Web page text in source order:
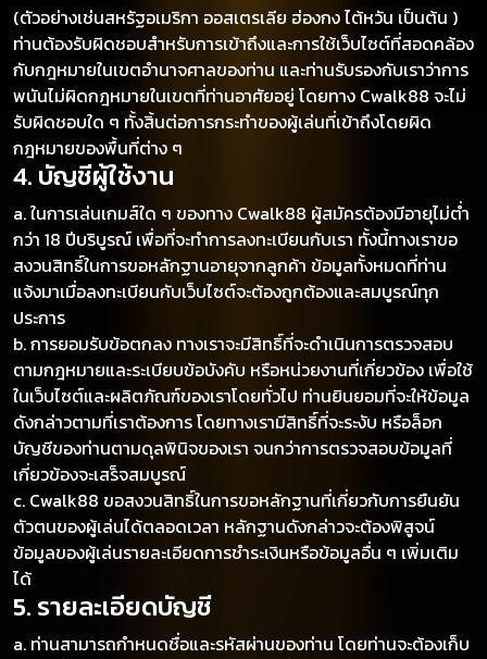
(ตัวอย่างเช่นสหรัฐอเมริกา ออสเตรเลีย ฮ่องกง ไต้หวัน เป็นต้น )
ท่านต้องรับผิดชอบสำหรับการเข้าถึงและการใช้เว็บไซต์ที่สอดคล้อง
กับกฎหมายในเขตอำนาจศาลของท่าน และท่านรับรองกับเราว่าการ
พนันไม่ผิดกฎหมายในเขตที่ท่านอาศัยอยู่ โดยทาง Cwalk88 จะไม่
รับผิดชอบใด ๆ ทั้งสิ้นต่อการกระทำของผู้เล่นที่เข้าถึงโดยผิด
กฎหมายของพื้นที่ต่าง ๆ
4. บัญชีผู้ใช้งาน
a. ในการเล่นเกมส์ใด ๆ ของทาง Cwalk88 ผู้สมัครต้องมีอายุไม่ต่ำ
กว่า 18 ปีบริบูรณ์ เพื่อที่จะทำการลงทะเบียนกับเรา ทั้งนี้ทางเราขอ
สงวนสิทธิ์ในการขอหลักฐานอายุจากลูกค้า ข้อมูลทั้งหมดที่ท่าน
แจ้งมาเมื่อลงทะเบียนกับเว็บไซต์จะต้องถูกต้องและสมบูรณ์ทุก
ประการ
b. การยอมรับข้อตกลง ทางเราจะมีสิทธิ์ที่จะดำเนินการตรวจสอบ
ตามกฎหมายและระเบียบข้อบังคับ หรือหน่วยงานที่เกี่ยวข้อง เพื่อใช้
ในเว็บไซต์และผลิตภัณฑ์ของเราโดยทั่วไป ท่านยินยอมที่จะให้ข้อมูล
ดังกล่าวตามที่เราต้องการ โดยทางเรามีสิทธิ์ที่จะระงับ หรือล็อก
บัญชีของท่านตามดุลพินิจของเรา จนกว่าการตรวจสอบข้อมูลที่
เกี่ยวข้องจะเสร็จสมบูรณ์
c. Cwalk88 ขอสงวนสิทธิ์ในการขอหลักฐานที่เกี่ยวกับการยืนยัน
ตัวตนของผู้เล่นได้ตลอดเวลา หลักฐานดังกล่าวจะต้องพิสูจน์
ข้อมูลของผู้เล่นรายละเอียดการชำระเงินหรือข้อมูลอื่น ๆ เพิ่มเติม
ได้
5. รายละเอียดบัญชี
a. ท่านสามารถกำหนดชื่อและรหัสผ่านของท่าน โดยท่านจะต้องเก็บ